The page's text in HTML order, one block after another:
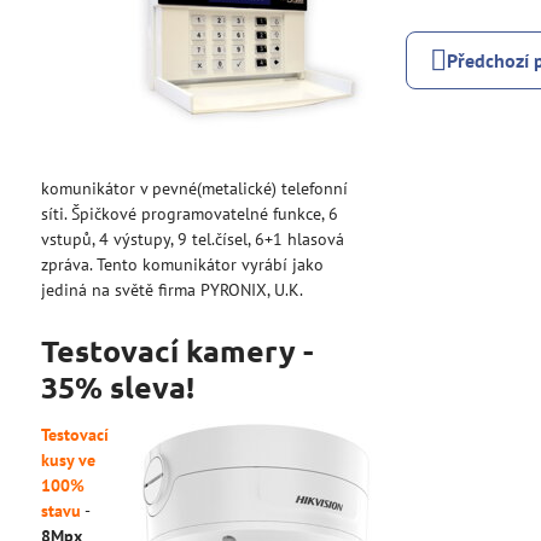
Předchozí
komunikátor v pevné(metalické) telefonní
síti. Špičkové programovatelné funkce, 6
vstupů, 4 výstupy, 9 tel.čísel, 6+1 hlasová
zpráva. Tento komunikátor vyrábí jako
jediná na světě firma PYRONIX, U.K.
Testovací kamery -
35% sleva!
Testovací
kusy ve
100%
stavu -
8Mpx